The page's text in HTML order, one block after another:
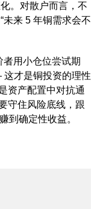
。对散户而言，不
未来 5 年铜需求会不
用小仓位尝试期
才是铜投资的理性
资产配置中对抗通
守住风险底线，跟
到确定性收益。